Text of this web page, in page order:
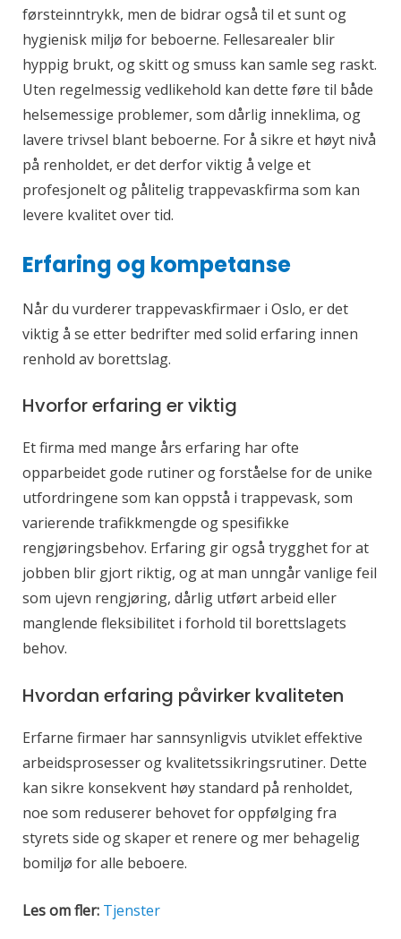
førsteinntrykk, men de bidrar også til et sunt og
hygienisk miljø for beboerne. Fellesarealer blir
hyppig brukt, og skitt og smuss kan samle seg raskt.
Uten regelmessig vedlikehold kan dette føre til både
helsemessige problemer, som dårlig inneklima, og
lavere trivsel blant beboerne. For å sikre et høyt nivå
på renholdet, er det derfor viktig å velge et
profesjonelt og pålitelig trappevaskfirma som kan
levere kvalitet over tid.
Erfaring og kompetanse
Når du vurderer trappevaskfirmaer i Oslo, er det
viktig å se etter bedrifter med solid erfaring innen
renhold av borettslag.
Hvorfor erfaring er viktig
Et firma med mange års erfaring har ofte
opparbeidet gode rutiner og forståelse for de unike
utfordringene som kan oppstå i trappevask, som
varierende trafikkmengde og spesifikke
rengjøringsbehov. Erfaring gir også trygghet for at
jobben blir gjort riktig, og at man unngår vanlige feil
som ujevn rengjøring, dårlig utført arbeid eller
manglende fleksibilitet i forhold til borettslagets
behov.
Hvordan erfaring påvirker kvaliteten
Erfarne firmaer har sannsynligvis utviklet effektive
arbeidsprosesser og kvalitetssikringsrutiner. Dette
kan sikre konsekvent høy standard på renholdet,
noe som reduserer behovet for oppfølging fra
styrets side og skaper et renere og mer behagelig
bomiljø for alle beboere.
Les om fler: Tjenster